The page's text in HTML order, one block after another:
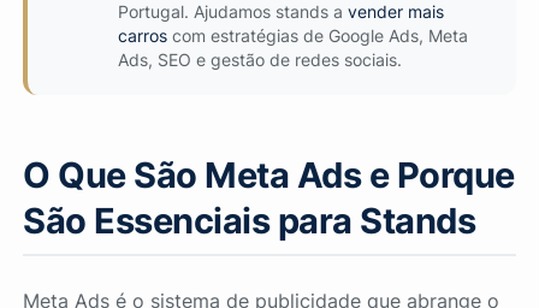
Portugal. Ajudamos stands avender mais
carros com estratégias de Google Ads, Meta
Ads, SEO e gestão de redes sociais.
O Que São Meta Ads e Porque
São Essenciais para Stands
Meta Ads é o sistema de publicidade que abrange o